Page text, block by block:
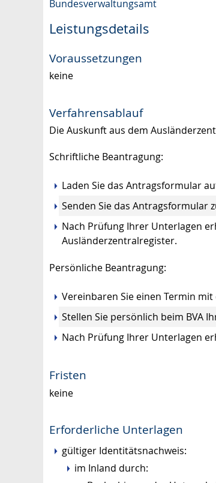
Bundesverwaltungsamt
Leistungsdetails
Voraussetzungen
keine
Verfahrensablauf
Die Auskunft aus dem
Schriftliche Beantragung:
Laden Sie das Antragsformular
Senden Sie das Antragsformular
Nach Prüfung Ihrer Unterlagen
Ausländerzentralregister.
Persönliche Beantragung:
Vereinbaren Sie einen Termin
Stellen Sie persönlich beim BVA
Nach Prüfung Ihrer Unterlagen
Fristen
keine
Erforderliche Unterlagen
gültiger Identitätsnachweis:
im Inland durch: